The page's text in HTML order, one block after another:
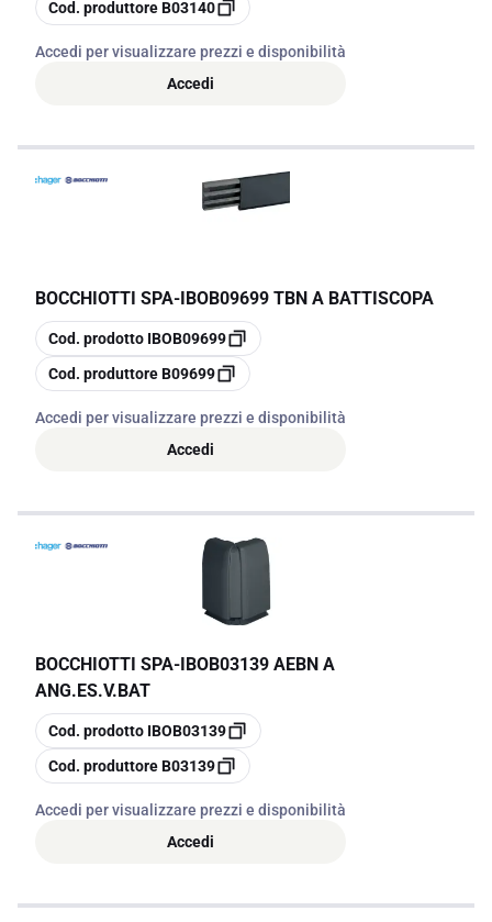
Cod. produttoreB03140
Accedi per visualizzare prezzi e disponibilità
Accedi
BOCCHIOTTI SPA-IBOB09699 TBN A BATTISCOPA
copia
Cod. prodotto IBOB09699
copia
Cod. produttoreB09699
Accedi per visualizzare prezzi e disponibilità
Accedi
BOCCHIOTTI SPA-IBOB03139 AEBN A
ANG.ES.V.BAT
copia
Cod. prodotto IBOB03139
copia
Cod. produttoreB03139
Accedi per visualizzare prezzi e disponibilità
Accedi